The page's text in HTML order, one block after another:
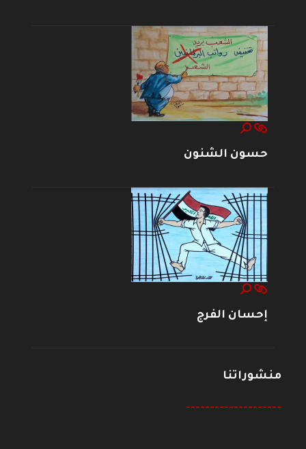
حسون الشنون
إحسان الفرج
منشوراتنا
--------------------